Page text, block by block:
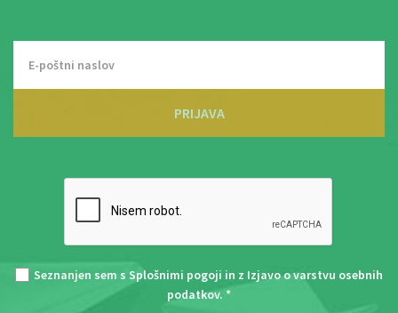
PRIJAVA
Seznanjen sem s Splošnimi pogoji in z Izjavo o varstvu osebnih
podatkov. *